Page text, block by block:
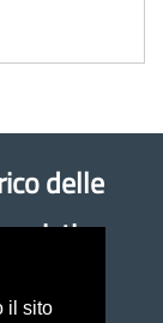
il sito
delle